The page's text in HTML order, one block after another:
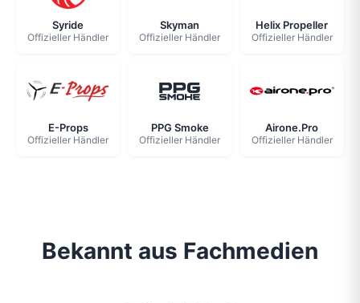
Syride
Offizieller Händler
Skyman
Offizieller Händler
Helix Propeller
Offizieller Händler
E-Props
Offizieller Händler
PPG Smoke
Offizieller Händler
Airone.Pro
Offizieller Händler
Bekannt aus Fachmedien